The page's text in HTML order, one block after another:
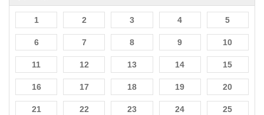
1 2 3 4 5
6 7 8 9 10
11 12 13 14 15
16 17 18 19 20
21 22 23 24 25